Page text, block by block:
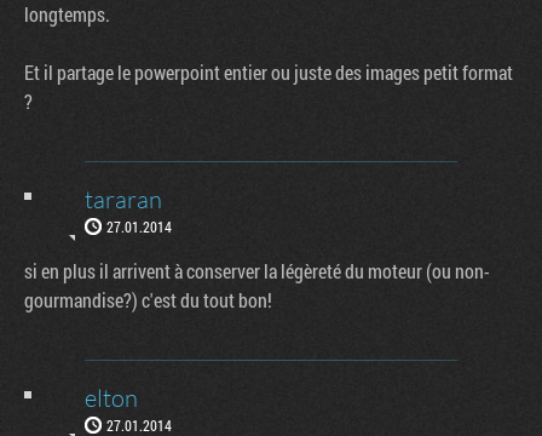
longtemps.
Et il partage le powerpoint entier ou juste des images petit format
?
tararan
27.01.2014
si en plus il arrivent à conserver la légèreté du moteur (ou non-
gourmandise?) c'est du tout bon!
elton
27.01.2014